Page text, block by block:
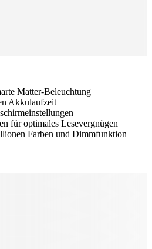
Matter-Beleuchtung
Akkulaufzeit
für optimales Lesevergnügen
Farben und Dimmfunktion